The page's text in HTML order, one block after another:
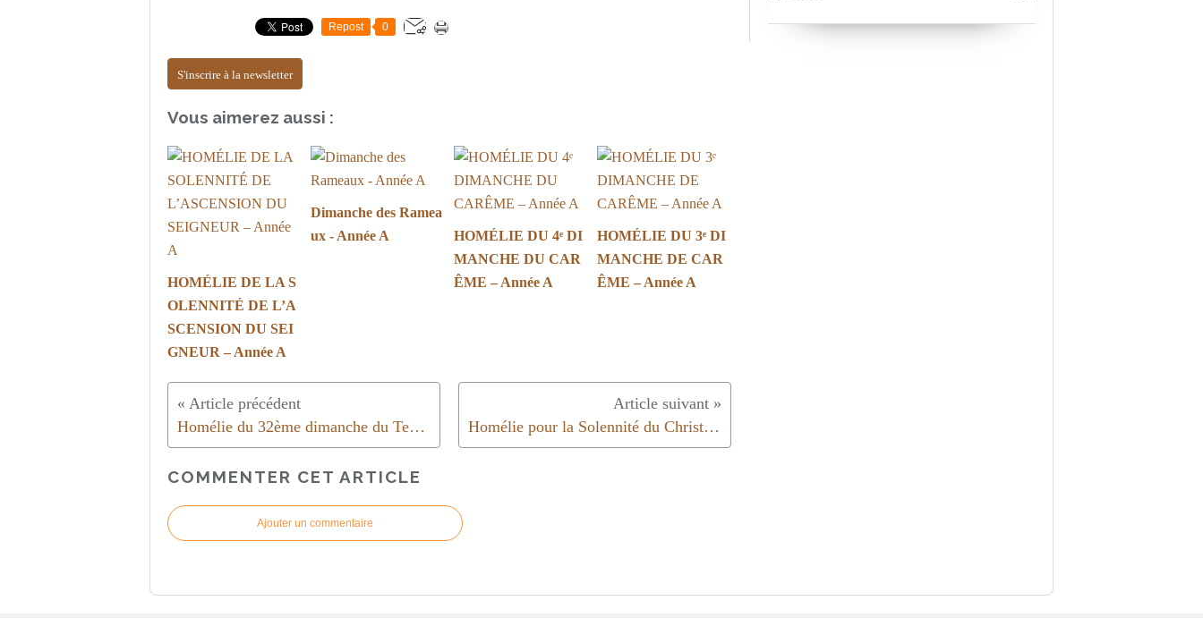
Repost 0
S'inscrire à la newsletter
Vous aimerez aussi :
HOMÉLIE DE LA S
OLENNITÉ DE L’A
SCENSION DU SEI
GNEUR – Année A
Dimanche des Ramea
ux - Année A
HOMÉLIE DU 4ᵉ DI
MANCHE DU CAR
ÊME – Année A
HOMÉLIE DU 3ᵉ DI
MANCHE DE CAR
ÊME – Année A
Homélie du 32ème dimanche du Temps Ordinaire | Année C | 2019 Homélie pour la Solennité du Christ Roi de l’Univers | Année A | 2019
COMMENTER CET ARTICLE
Ajouter un commentaire